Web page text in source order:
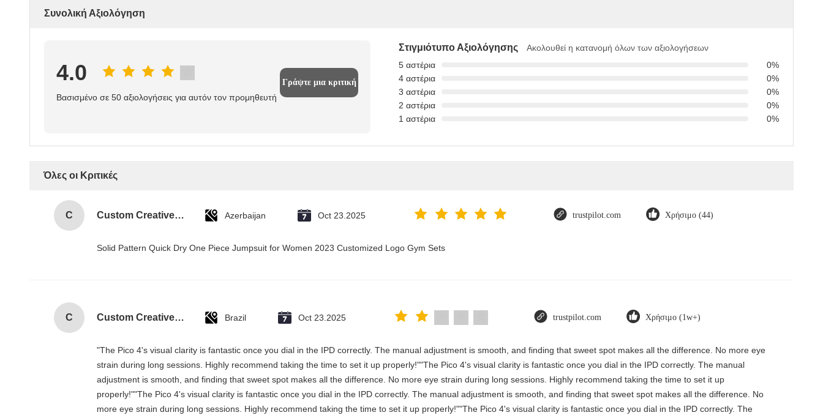
Συνολική Αξιολόγηση
4.0
Βασισμένο σε 50 αξιολογήσεις για αυτόν τον προμηθευτή
Γράψτε μια κριτική
Στιγμιότυπο Αξιολόγησης
Ακολουθεί η κατανομή όλων των αξιολογήσεων
5 αστέρια
0%
4 αστέρια
0%
3 αστέρια
0%
2 αστέρια
0%
1 αστέρια
0%
Όλες οι Κριτικές
C Custom Creative Goodie Christmas Kraft Paper Gift Bag with Your Own Logo for Xmas Decorative Party Azerbaijan Oct 23.2025 trustpilot.com Χρήσιμο (44)
Solid Pattern Quick Dry One Piece Jumpsuit for Women 2023 Customized Logo Gym Sets
C Custom Creative Goodie Christmas Kraft Paper Gift Bag with Your Own Logo for Xmas Decorative Party Brazil Oct 23.2025 trustpilot.com Χρήσιμο (1w+)
"The Pico 4's visual clarity is fantastic once you dial in the IPD correctly. The manual adjustment is smooth, and finding that sweet spot makes all the difference. No more eye
strain during long sessions. Highly recommend taking the time to set it up properly!""The Pico 4's visual clarity is fantastic once you dial in the IPD correctly. The manual
adjustment is smooth, and finding that sweet spot makes all the difference. No more eye strain during long sessions. Highly recommend taking the time to set it up
properly!""The Pico 4's visual clarity is fantastic once you dial in the IPD correctly. The manual adjustment is smooth, and finding that sweet spot makes all the difference. No
more eye strain during long sessions. Highly recommend taking the time to set it up properly!""The Pico 4's visual clarity is fantastic once you dial in the IPD correctly. The